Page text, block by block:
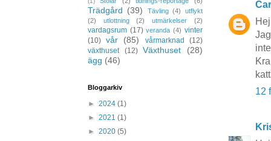
12
Trädgård (39) Tävling (4)
utflykt
(2)
utlottning (2) utmärkelser (2)
vardagsrum (17) veranda (4) vinter
(10) vår (85) vårmarknad
(12)
växthuset
(12) Växthuset
(28)
ägg (46)
Bloggarkiv
► 2024 (1)
► 2021 (1)
► 2020 (5)